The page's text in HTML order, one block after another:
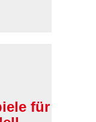
für